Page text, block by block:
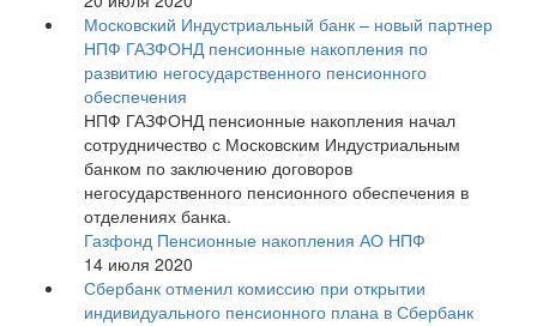
Московский Индустриальный банк – новый партнер
НПФ ГАЗФОНД пенсионные накопления по
развитию негосударственного пенсионного
обеспечения
НПФ ГАЗФОНД пенсионные накопления начал
сотрудничество с Московским Индустриальным
банком по заключению договоров
негосударственного пенсионного обеспечения в
отделениях банка.
Газфонд Пенсионные накопления АО НПФ
14 июля 2020
Сбербанк отменил комиссию при открытии
индивидуального пенсионного плана в Сбербанк